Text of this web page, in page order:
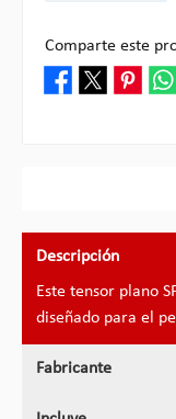
Comparte este
Descripción
Este tensor plano
diseñado para el
Fabricante